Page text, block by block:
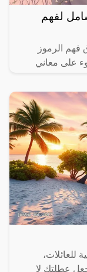
لفهم
فهم الرموز
على معاني
للعائلات،
عطلتك لا